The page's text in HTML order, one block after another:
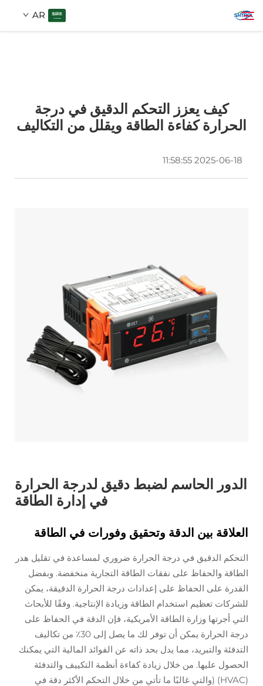
AR
منتجاتكيف يعزز التحكم الدقيق في درجة
الحرارة كفاءة الطاقة ويقلل من التكاليف
2025-06-18 11:58:55
الدور الحاسم لضبط دقيق لدرجة الحرارة
في إدارة الطاقة
العلاقة بين الدقة وتحقيق وفورات في الطاقة
التحكم الدقيق في درجة الحرارة ضروري لمساعدة في تقليل هدر
الطاقة والحفاظ على نفقات الطاقة التجارية منخفضة. وبفضل
القدرة على الحفاظ على إعدادات درجة الحرارة الدقيقة، يمكن
للشركات تعظيم استخدام الطاقة وزيادة الإنتاجية. وفقًا للأبحاث
التي أجرتها وزارة الطاقة الأمريكية، فإن الدقة في الحفاظ على
درجة الحرارة يمكن أن توفر لك ما يصل إلى 30٪ من تكاليف
التدفئة والتبريد، مما يدل بحد ذاته عن الفوائد المالية التي يمكنك
الحصول عليها. من خلال زيادة كفاءة أنظمة التكييف والتدفئة
(HVAC) (والتي غالبًا ما تأتي من خلال التحكم الأكثر دقة في